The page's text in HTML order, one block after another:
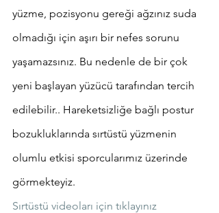
yüzme, pozisyonu gereği ağzınız suda
olmadığı için aşırı bir nefes sorunu
yaşamazsınız. Bu nedenle de bir çok
yeni başlayan yüzücü tarafından tercih
edilebilir.. Hareketsizliğe bağlı postur
bozukluklarında sırtüstü yüzmenin
olumlu etkisi sporcularımız üzerinde
görmekteyiz.
Sırtüstü videoları için tıklayınız